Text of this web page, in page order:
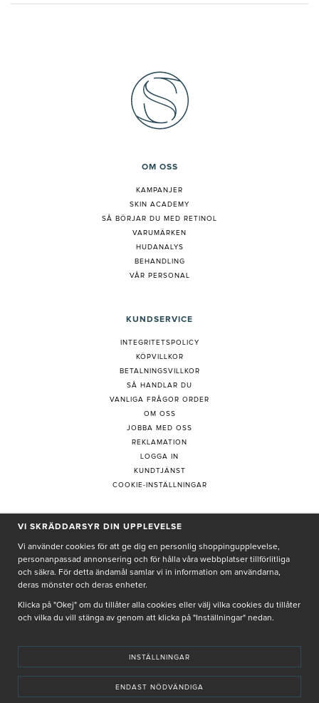
OM OSS
KAMPANJER
SKIN ACADEMY
SÅ BÖRJAR DU MED RETINOL
VARUMÄRKEN
HUDANALYS
BEHANDLING
VÅR PERSONAL
KUNDSERVICE
INTEGRITETSPOLICY
KÖPVILLKOR
BETALNINGSVILLKOR
SÅ HANDLAR DU
VANLIGA FRÅGOR ORDER
OM OSS
JOBBA MED OSS
REKLAMATION
LOGGA IN
KUNDTJÄNST
COOKIE-INSTÄLLNINGAR
PRENUMERERA PÅ NYHETSBREV
Genom att ge min e-post, accepterar jag Seth och Sallyintegritetspolicy
De uppgifter du matar in kommer endast användas till våra nyhetsbrev.
VI SKRÄDDARSYR DIN UPPLEVELSE
Vi använder cookies för att ge dig en personlig shoppingupplevelse,
personanpassad annonsering och för hålla våra webbplatser tillförlitliga
och säkra. För detta ändamål samlar vi in information om användarna,
deras mönster och deras enheter.
Klicka på "Okej" om du tillåter alla cookies eller välj vilka cookies du tillåter
och vilka du vill stänga av genom att klicka på "Inställningar" nedan.
INSTÄLLNINGAR
ENDAST NÖDVÄNDIGA